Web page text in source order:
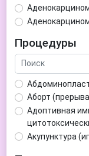
Аденома
Аденома
Аденома
Аденомиоз
Адентия
Азооспермия
Акне (угри)
Алкоголизм
Процедуры
Аборт
Адоптивная
Акупунктура